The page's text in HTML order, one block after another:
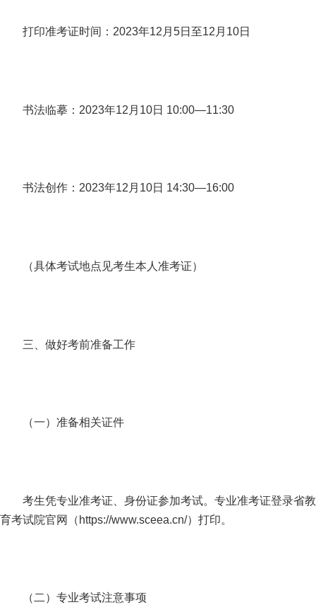
打印准考证时间：2023年12月5日至12月10日
书法临摹：2023年12月10日 10:00—11:30
书法创作：2023年12月10日 14:30—16:00
（具体考试地点见考生本人准考证）
三、做好考前准备工作
（一）准备相关证件
考生凭专业准考证、身份证参加考试。专业准考证登录省教
育考试院官网（https://www.sceea.cn/）打印。
（二）专业考试注意事项